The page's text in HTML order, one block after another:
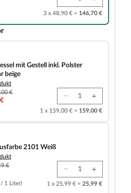
3 x 48,90 € = 146,70 €
Polster klappbar beige
mit Gestell inkl. Polster
beige
€
1 x 159,00 € = 159,00 €
2101 Weiß
€
1 Liter) 1 x 25,99 € = 25,99 €